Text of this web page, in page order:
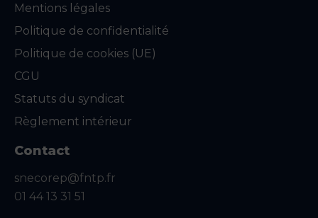
Mentions légales
Politique de confidentialité
Politique de cookies (UE)
CGU
Statuts du syndicat
Règlement intérieur
Contact
snecorep@fntp.fr
01 44 13 31 51